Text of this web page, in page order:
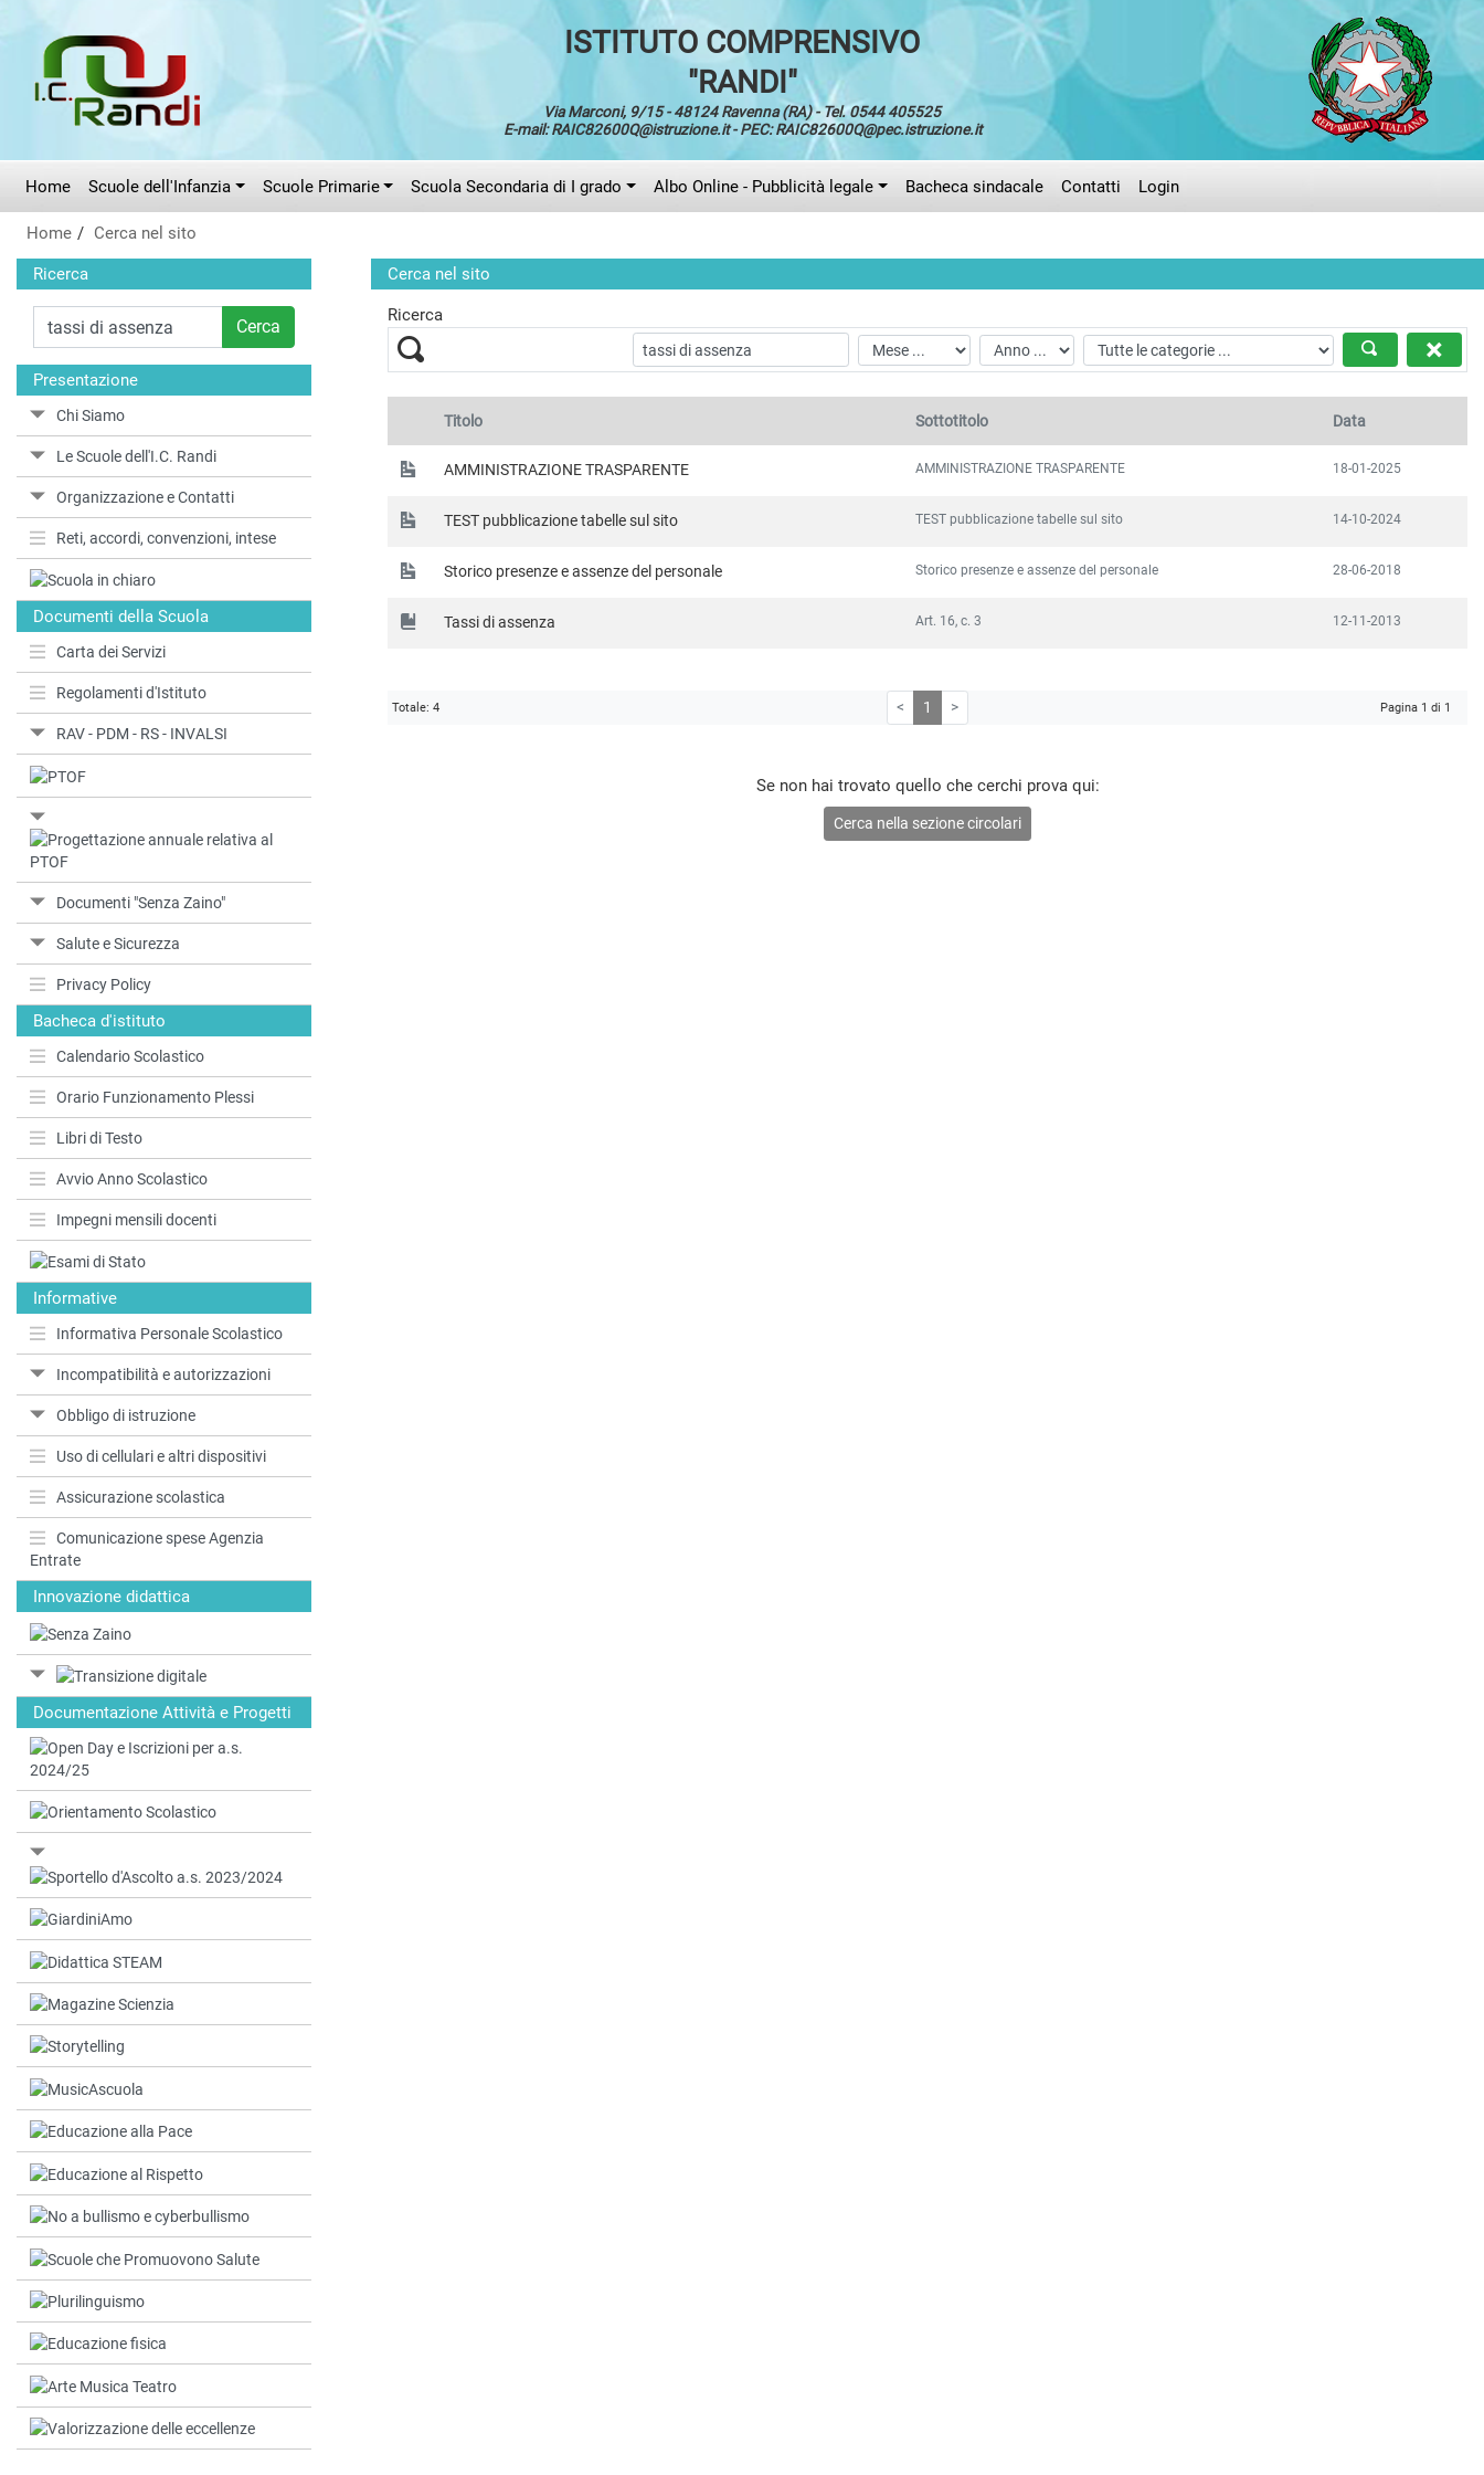
ISTITUTO COMPRENSIVO
"RANDI"
Via Marconi, 9/15 - 48124 Ravenna (RA) - Tel. 0544 405525
E-mail: RAIC82600Q@istruzione.it - PEC: RAIC82600Q@pec.istruzione.it
Home Scuole dell'Infanzia Scuole Primarie Scuola Secondaria di I grado Albo Online - Pubblicità legale Bacheca sindacale Contatti Login
Home Cerca nel sito
Ricerca
Cerca
Presentazione
Chi Siamo
Le Scuole dell'I.C. Randi
Organizzazione e Contatti
Reti, accordi, convenzioni, intese
Documenti della Scuola
Carta dei Servizi
Regolamenti d'Istituto
RAV - PDM - RS - INVALSI
Documenti "Senza Zaino"
Salute e Sicurezza
Privacy Policy
Bacheca d'istituto
Calendario Scolastico
Orario Funzionamento Plessi
Libri di Testo
Avvio Anno Scolastico
Impegni mensili docenti
Informative
Informativa Personale Scolastico
Incompatibilità e autorizzazioni
Obbligo di istruzione
Uso di cellulari e altri dispositivi
Assicurazione scolastica
Comunicazione spese Agenzia
Entrate
Innovazione didattica
Documentazione Attività e Progetti
Cerca nel sito
Ricerca
Titolo Sottotitolo Data
AMMINISTRAZIONE TRASPARENTE AMMINISTRAZIONE TRASPARENTE 18-01-2025
TEST pubblicazione tabelle sul sito TEST pubblicazione tabelle sul sito 14-10-2024
Storico presenze e assenze del personale Storico presenze e assenze del personale 28-06-2018
Tassi di assenza Art. 16, c. 3 12-11-2013
Totale: 4 < 1 > Pagina 1 di 1
Se non hai trovato quello che cerchi prova qui:
Cerca nella sezione circolari